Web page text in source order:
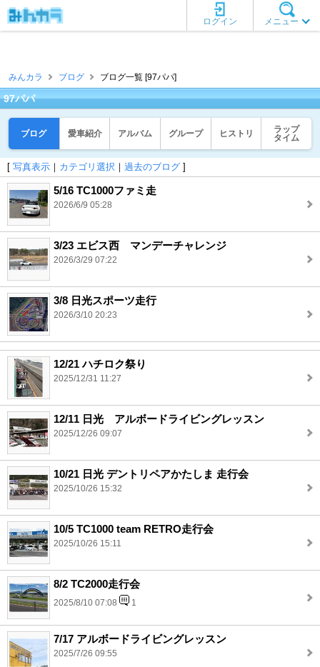
メニュー
ログイン
みんカラ ブログ ブログ一覧 [97パパ]
97パパ
ブログ 愛車紹介 アルバム グループ ヒストリ
ラップ
タイム
[ 写真表示 ｜ カテゴリ選択 ｜ 過去のブログ ]
5/16 TC1000ファミ走
2026/6/9 05:28
3/23 エビス西 マンデーチャレンジ
2026/3/29 07:22
3/8 日光スポーツ走行
2026/3/10 20:23
12/21 ハチロク祭り
2025/12/31 11:27
12/11 日光 アルボードライビングレッスン
2025/12/26 09:07
10/21 日光 デントリペアかたしま 走行会
2025/10/26 15:32
10/5 TC1000 team RETRO走行会
2025/10/26 15:11
8/2 TC2000走行会
2025/8/10 07:08 1
7/17 アルボードライビングレッスン
2025/7/26 09:55